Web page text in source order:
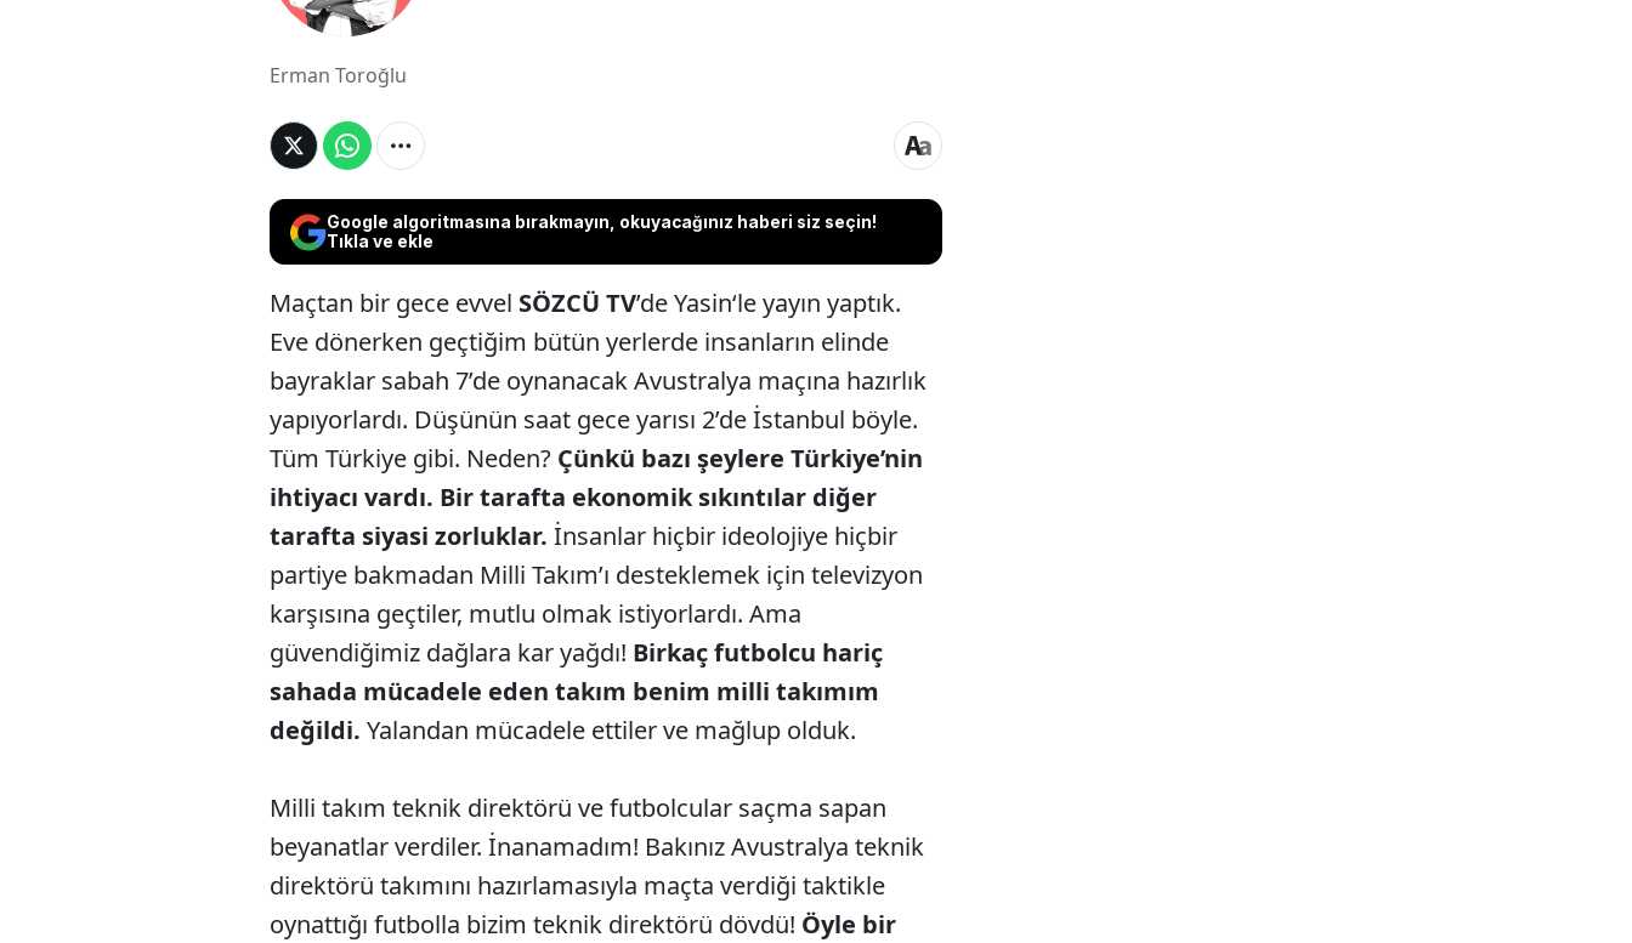
Erman Toroğlu
Google algoritmasına bırakmayın, okuyacağınız haberi siz seçin!
Tıkla ve ekle
Maçtan bir gece evvel SÖZCÜ TV’de Yasin‘le yayın yaptık.
Eve dönerken geçtiğim bütün yerlerde insanların elinde
bayraklar sabah 7’de oynanacak Avustralya maçına hazırlık
yapıyorlardı. Düşünün saat gece yarısı 2’de İstanbul böyle.
Tüm Türkiye gibi. Neden? Çünkü bazı şeylere Türkiye’nin
ihtiyacı vardı. Bir tarafta ekonomik sıkıntılar diğer
tarafta siyasi zorluklar. İnsanlar hiçbir ideolojiye hiçbir
partiye bakmadan Milli Takım’ı desteklemek için televizyon
karşısına geçtiler, mutlu olmak istiyorlardı. Ama
güvendiğimiz dağlara kar yağdı! Birkaç futbolcu hariç
sahada mücadele eden takım benim milli takımım
değildi. Yalandan mücadele ettiler ve mağlup olduk.
Milli takım teknik direktörü ve futbolcular saçma sapan
beyanatlar verdiler. İnanamadım! Bakınız Avustralya teknik
direktörü takımını hazırlamasıyla maçta verdiği taktikle
oynattığı futbolla bizim teknik direktörü dövdü! Öyle bir